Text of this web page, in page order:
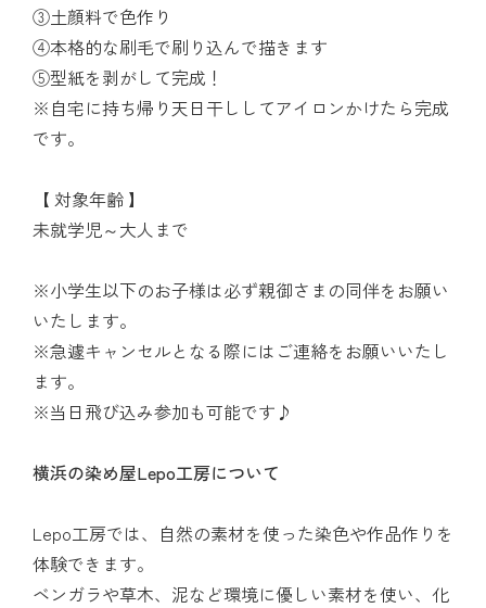
③土顔料で色作り
④本格的な刷毛で刷り込んで描きます
⑤型紙を剥がして完成！
※自宅に持ち帰り天日干ししてアイロンかけたら完成
です。
【 対象年齢 】
未就学児～大人まで
※小学生以下のお子様は必ず親御さまの同伴をお願い
いたします。
※急遽キャンセルとなる際にはご連絡をお願いいたし
ます。
※当日飛び込み参加も可能です♪
横浜の染め屋Lepo工房について
Lepo工房では、自然の素材を使った染色や作品作りを
体験できます。
ベンガラや草木、泥など環境に優しい素材を使い、化